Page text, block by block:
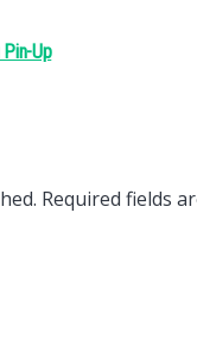
Up
Required fields